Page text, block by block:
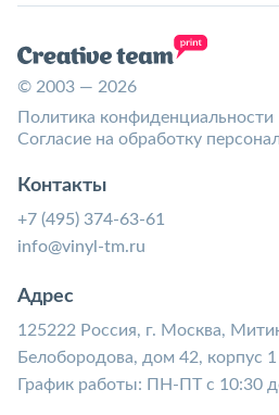
© 2003 — 2026
Политика конфиденциальности
Согласие на обработку
Контакты
+7 (495) 374-63-61
info@vinyl-tm.ru
Адрес
125222 Россия, г. Москва,
Белобородова, дом 42, корпус 1
График работы: ПН-ПТ с 10:30